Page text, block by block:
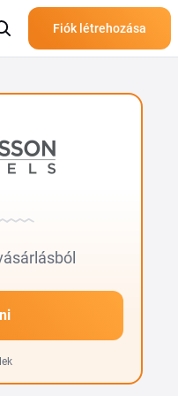
Fiók létrehozása